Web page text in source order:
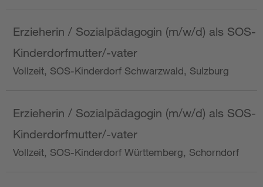
Erzieherin / Sozialpädagogin (m/w/d) als SOS-
Kinderdorfmutter/-vater
Vollzeit, SOS-Kinderdorf Schwarzwald, Sulzburg
Erzieherin / Sozialpädagogin (m/w/d) als SOS-
Kinderdorfmutter/-vater
Vollzeit, SOS-Kinderdorf Württemberg, Schorndorf